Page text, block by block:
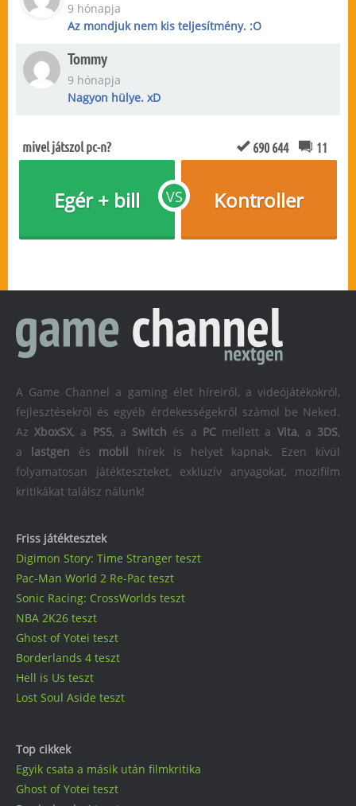
9 hónapja
Az mondjuk nem kis teljesítmény. :O
Tommy
9 hónapja
Nagyon hülye. xD
mivel játszol pc-n? 690 644 11
VS
Egér + bill Kontroller
Friss játéktesztek
Digimon Story: Time Stranger teszt
Pac-Man World 2 Re-Pac teszt
Sonic Racing: CrossWorlds teszt
NBA 2K26 teszt
Ghost of Yotei teszt
Borderlands 4 teszt
Hell is Us teszt
Lost Soul Aside teszt
Top cikkek
Egyik csata a másik után filmkritika
Ghost of Yotei teszt
A Game Channel a gaming élet híreiről, a videójátékokról,
fejlesztésekről és egyéb érdekességekről számol be Neked.
AzXboxSX, a PS5, a Switch és a PCmellett a Vita, a 3DS,
a lastgen és mobil hírek is helyet kapnak. Ezen kívül
folyamatosan játékteszteket, exkluzív anyagokat, mozifilm
kritikákat találsz nálunk!